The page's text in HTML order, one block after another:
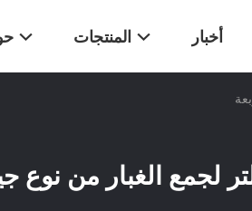
المنتجات أخبار
لجمع الغبار من نوع